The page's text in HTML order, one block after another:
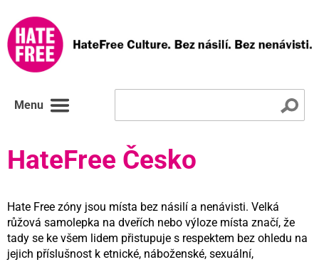
Menu
HateFree Česko
Hate Free zóny jsou místa bez násilí a nenávisti. Velká
růžová samolepka na dveřích nebo výloze místa značí, že
tady se ke všem lidem přistupuje s respektem bez ohledu na
jejich příslušnost k etnické, náboženské, sexuální,